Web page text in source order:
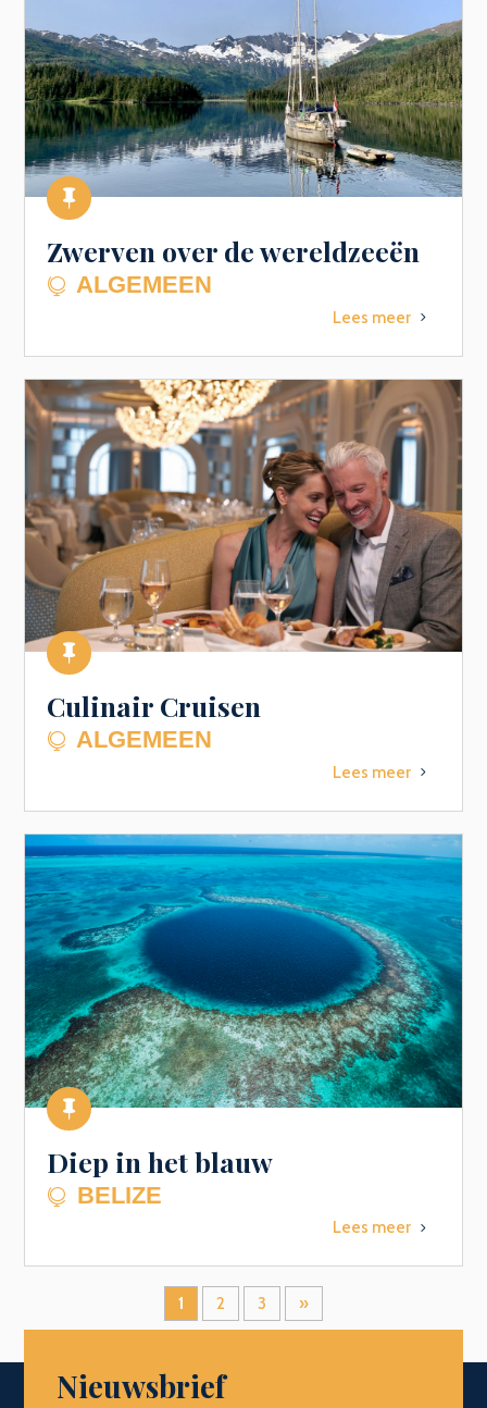

Zwerven over de wereldzeeën
 ALGEMEEN
Lees meer 5

Culinair Cruisen
 ALGEMEEN
Lees meer 5

Diep in het blauw
 BELIZE
Lees meer 5
1 2 3 »
Nieuwsbrief